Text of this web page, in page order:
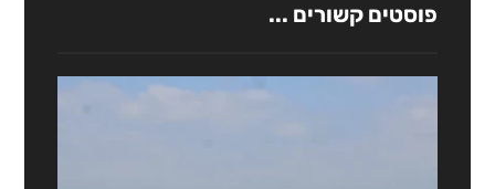
פוסטים קשורים ...